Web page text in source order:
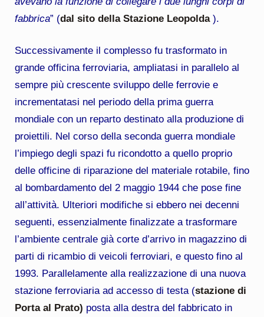
fabbrica” (dal sito della Stazione Leopolda).
Successivamente il complesso fu trasformato in
grande officina ferroviaria, ampliatasi in parallelo al
sempre più crescente sviluppo delle ferrovie e
incrementatasi nel periodo della prima guerra
mondiale con un reparto destinato alla produzione di
proiettili. Nel corso della seconda guerra mondiale
l’impiego degli spazi fu ricondotto a quello proprio
delle officine di riparazione del materiale rotabile, fino
al bombardamento del 2 maggio 1944 che pose fine
all’attività. Ulteriori modifiche si ebbero nei decenni
seguenti, essenzialmente finalizzate a trasformare
l’ambiente centrale già corte d’arrivo in magazzino di
parti di ricambio di veicoli ferroviari, e questo fino al
1993. Parallelamente alla realizzazione di una nuova
stazione ferroviaria ad accesso di testa (stazione di
Porta al Prato) posta alla destra del fabbricato in